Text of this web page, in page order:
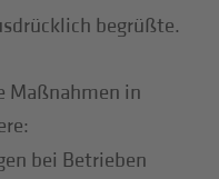
begrüßte.
Maßnahmen in
bei Betrieben